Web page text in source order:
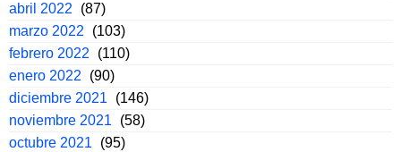
abril 2022
(87)
marzo 2022
(103)
febrero 2022
(110)
enero 2022
(90)
diciembre 2021
(146)
noviembre 2021
(58)
octubre 2021
(95)